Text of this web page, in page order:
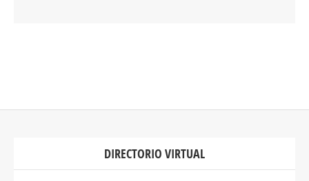
DIRECTORIO VIRTUAL